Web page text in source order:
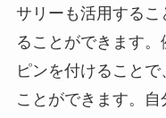
サリーも活用するこ
ることができます
ピンを付けること
ことができます。